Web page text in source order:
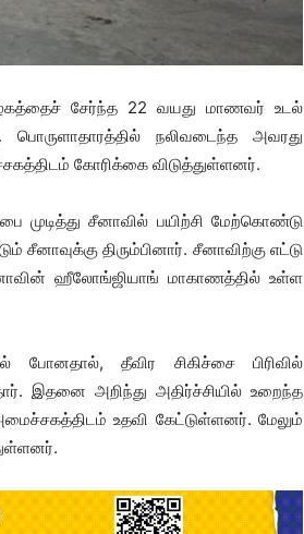
சேர்ந்த 22 வயது மாணவர் உடல்
பொருளாதாரத்தில் நலிவடைந்த அவரது
கோரிக்கை விடுத்துள்ளனர்.
முடித்து சீனாவில் பயிற்சி மேற்கொண்டு
சீனாவுக்கு திரும்பினார். சீனாவிற்கு எட்டு
ஹீலோங்ஜியாங் மாகாணத்தில் உள்ள
போனதால், தீவிர சிகிச்சை பிரிவில்
இதனை அறிந்து அதிர்ச்சியில் உறைந்த
உதவி கேட்டுள்ளனர். மேலும்